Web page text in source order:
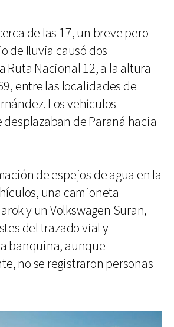
de las 17, un breve pero
de lluvia causó dos
Ruta Nacional 12, a la altura
entre las localidades de
Los vehículos
desplazaban de Paraná hacia
de espejos de agua en la
una camioneta
y un Volkswagen Suran,
del trazado vial y
banquina, aunque
no se registraron personas